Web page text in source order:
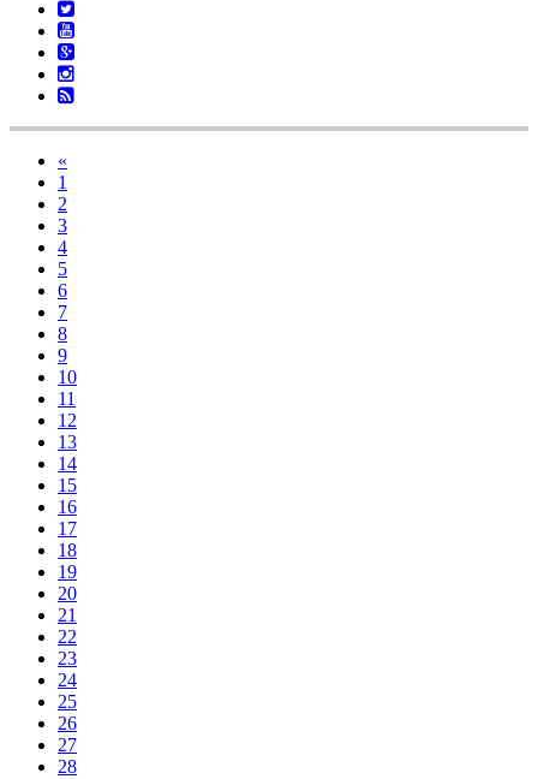
«
1
2
3
4
5
6
7
8
9
10
11
12
13
14
15
16
17
18
19
20
21
22
23
24
25
26
27
28